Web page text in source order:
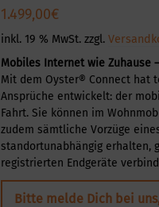
1.499,00€
inkl. 19 % MwSt. zzgl.
Mobiles Internet wie Zuhause
Mit dem Oyster® Connect hat
Ansprüche entwickelt: der
Fahrt. Sie können im
zudem sämtliche Vorzüge
standortunabhängig erhalten,
registrierten Endgeräte
Bitte melde Dich bei